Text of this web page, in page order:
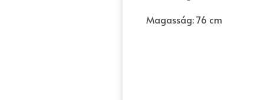
Magasság: 76 cm